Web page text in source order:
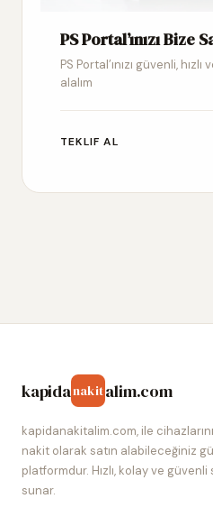
PS Portal’ınızı Bize
PS Portal’ınızı güvenli,
alalım
TEKLIF AL
kapidanakitalim.com
kapidanakitalim.com, ile
nakit olarak satın alabileceğiniz
platformdur. Hızlı, kolay ve güvenli
sunar.